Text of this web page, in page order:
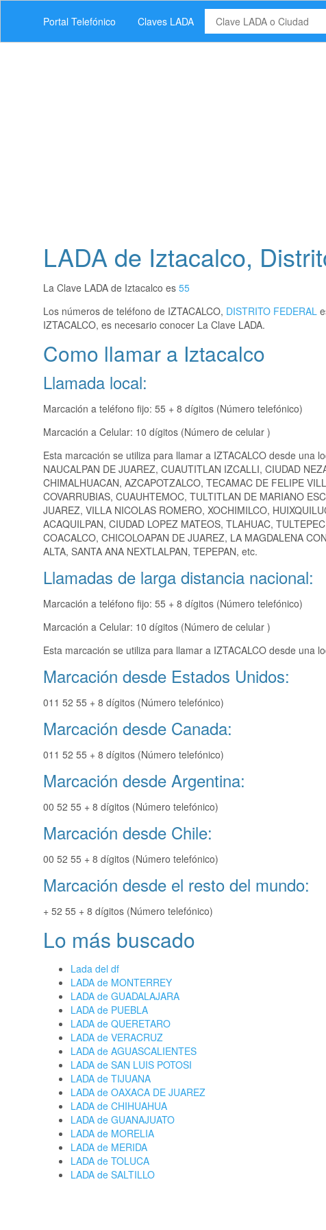
Portal Telefónico Claves LADA
LADA de Iztacalco,
La Clave LADA de Iztacalco es 55
Los números de teléfono de IZTACALCO, DISTRITO FEDERAL
IZTACALCO, es necesario conocer La Clave LADA.
Como llamar a Iztacalco
Llamada local:
Marcación a teléfono fijo: 55 + 8 dígitos (Número telefónico)
Marcación a Celular: 10 dígitos (Número de celular )
Esta marcación se utiliza para llamar a IZTACALCO desde una
NAUCALPAN DE JUAREZ, CUAUTITLAN IZCALLI, CIUDAD
CHIMALHUACAN, AZCAPOTZALCO, TECAMAC DE FELIPE
COVARRUBIAS, CUAUHTEMOC, TULTITLAN DE MARIANO
JUAREZ, VILLA NICOLAS ROMERO, XOCHIMILCO,
ACAQUILPAN, CIUDAD LOPEZ MATEOS, TLAHUAC,
COACALCO, CHICOLOAPAN DE JUAREZ, LA MAGDALENA
ALTA, SANTA ANA NEXTLALPAN, TEPEPAN, etc.
Llamadas de larga distancia nacional:
Marcación a teléfono fijo: 55 + 8 dígitos (Número telefónico)
Marcación a Celular: 10 dígitos (Número de celular )
Esta marcación se utiliza para llamar a IZTACALCO desde una
Marcación desde Estados Unidos:
011 52 55 + 8 dígitos (Número telefónico)
Marcación desde Canada:
011 52 55 + 8 dígitos (Número telefónico)
Marcación desde Argentina:
00 52 55 + 8 dígitos (Número telefónico)
Marcación desde Chile:
00 52 55 + 8 dígitos (Número telefónico)
Marcación desde el resto del mundo:
+ 52 55 + 8 dígitos (Número telefónico)
Lo más buscado
Lada del df
LADA de MONTERREY
LADA de GUADALAJARA
LADA de PUEBLA
LADA de QUERETARO
LADA de VERACRUZ
LADA de AGUASCALIENTES
LADA de SAN LUIS POTOSI
LADA de TIJUANA
LADA de OAXACA DE JUAREZ
LADA de CHIHUAHUA
LADA de GUANAJUATO
LADA de MORELIA
LADA de MERIDA
LADA de TOLUCA
LADA de SALTILLO